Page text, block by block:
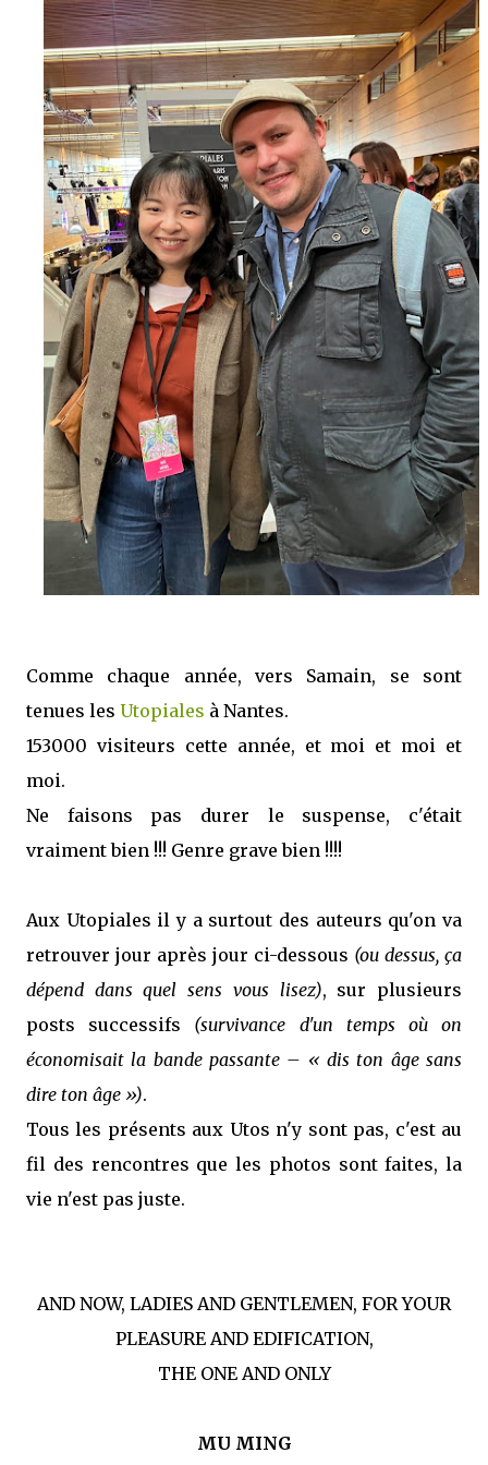
que Thomas connaissait et appréciait Olivier. Marlowe découvre une ville qu’il
ne connaissait pas, habitée par la méfiance, la peur et le rigorisme de la Ligue,
une ville pleine de mystères et de vieilles rancœurs. La Dame d...
Comme chaque année, vers Samain, se sont
tenues les Utopiales à Nantes.
153000 visiteurs cette année, et moi et moi et
moi.
Ne faisons pas durer le suspense, c'était
vraiment bien !!! Genre grave bien !!!!
Aux Utopiales il y a surtout des auteurs qu'on va
retrouver jour après jour ci-dessous (ou dessus, ça
dépend dans quel sens vous lisez), sur plusieurs
posts successifs (survivance d'un temps où on
économisait la bande passante – « dis ton âge sans
dire ton âge »).
Tous les présents aux Utos n'y sont pas, c'est au
fil des rencontres que les photos sont faites, la
vie n'est pas juste.
AND NOW, LADIES AND GENTLEMEN, FOR YOUR
PLEASURE AND EDIFICATION,
THE ONE AND ONLY
MU MING